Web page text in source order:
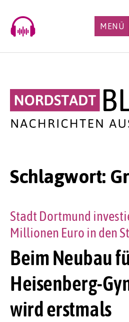
content
MENÜ
Schlagwort:
Beim Neubau
Heisenberg-
wird erstmals
Stadt Dortmund
Millionen Euro in den